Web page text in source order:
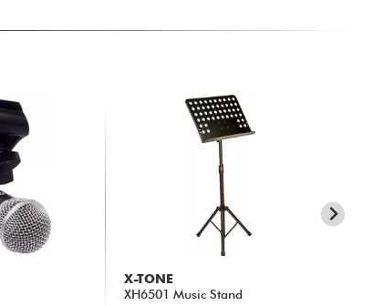
X-TONE
XH6501 Music Stand